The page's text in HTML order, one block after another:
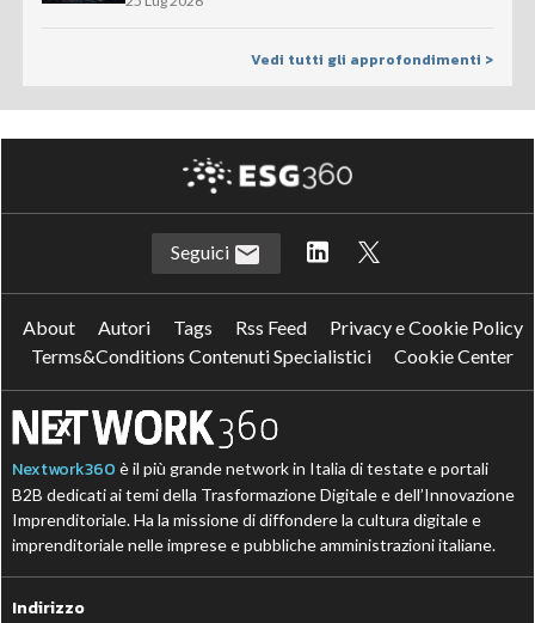
Vedi tutti gli approfondimenti >
Seguici
About Autori Tags Rss Feed
Privacy e Cookie Policy
Terms&Conditions Contenuti Specialistici
Cookie Center
Nextwork360 è il più grande network in Italia di testate e portali
B2B dedicati ai temi della Trasformazione Digitale e dell’Innovazione
Imprenditoriale. Ha la missione di diffondere la cultura digitale e
imprenditoriale nelle imprese e pubbliche amministrazioni italiane.
Indirizzo